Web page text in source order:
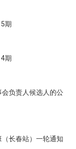
期
期
负责人候选人的公
（长春站）一轮通知